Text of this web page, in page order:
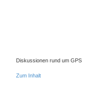
Diskussionen rund um GPS
Zum Inhalt